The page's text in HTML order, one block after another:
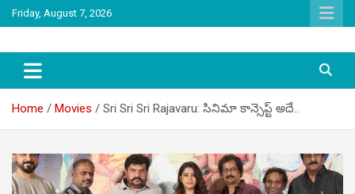
Skip
to
Friday, August 7, 2026
Tag Telugu
Home Movies Sri Sri Sri Rajavaru: సినిమా కాన్సెప్ట్ అదే..